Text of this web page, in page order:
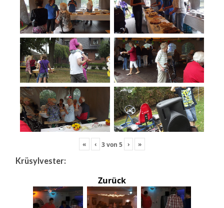
« ‹ 3von 5 › »
Krüsylvester:
Zurück